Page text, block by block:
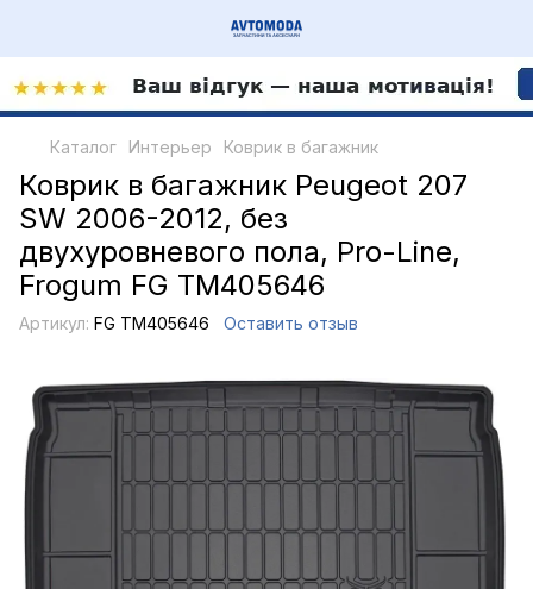
Каталог Интерьер Коврик в багажник
Коврик в багажник Peugeot 207
SW 2006-2012, без
двухуровневого пола, Pro-Line,
Frogum FG TM405646
Артикул: FG TM405646 Оставить отзыв